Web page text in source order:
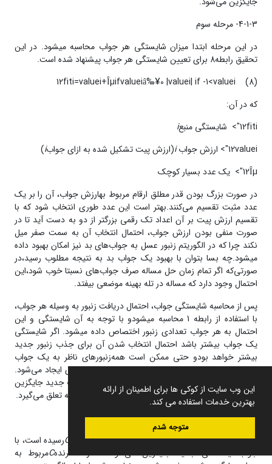
این وب سایت از کوکی ها برای اطمینان از ارائه
بهترین خدمات استفاده می کند.
متوجه شدم
4-1-3- مرحله‌ سوم
در این مرحله ابتدا میزان شایستگی هر جواب محاسبه می­شود. در این
تحقیق رابطه­8 برای تعیین شایستگی هر جواب پیشنهاد شده است.
(8)
12fiti=valuei+Îµifvalueiâ‰¥0 |valuei| if -1<valuei
که در آن:
12fiti"> شایستگی منبع
i
12valuei"> ارزش جواب
i(ارزش پیت تشکیل شده به ازای جوابi
)
12Îµ"> یک عدد بسیار کوچک
در صورت بزرگ بودن قدر مطلق ارقام مربوط بهارزش جواب، آن را بر یک
عدد مثبت تقسیم می‌کنند.بهتر است این عدد طوری انتخاب شود که با
تقسیم ارزش پیت بر آن اعداد تک رقمی بزرگتر از دو به دست آید تا در
صورت منفی بودن ارزش جواب، احتمال انتخاب آن به سمت صفر میل
نکند چرا که در الگوریتم زنبور عسل به جواب­‌های بد نیز امکان بهبود داده
می­شود.چه بسا بتوان با بهبود یک جواب بد به نتیجه‌ مطلوب رسید،در
صورتی‌که اگر تمام زمان حل مساله صرف جواب­‌های نسبتا خوب شود،این
احتمال وجود دارد که مساله در تله‌ بهینه موضعی بیفتد.
پس از محاسبه‌ شایستگی جواب، احتمال دریافت زنبور به وسیله هر جواب،
با استفاده از رابطه 1 محاسبه می­شودو با توجه به آن شایستگی و این
احتمال به هر جواب تعدادی زنبور اختصاص داده می­شود. اگر شایستگی
یک جواب بیشتر باشد احتمال انتخاب شدن آن برای جذب زنبور جدید
بیشتر خواهد بودو حتی ممکن است همه‌زنبور‌های ناظر به یک جواب
اختصاص یابد. سپس با استفاده از رابطه 2 جواب جدیدی ایجاد می‌شود.
اگر ارزش این جواب نسبت به جواب قبلیبالاتر باشد، جواب جدید جایگزین
جواب قبل می‌شود و درغیر این صورت به این جواب جریمه تعلق می‌گیرد.
4-1-4- مرحله‌ چهارم
در این مرحله جواب‌هایی که مقدار جریمه‌ آن‌ها به
Cرسیده است، با
جواب‌هایتصادفی جدید جایگزین می‌شوند،مقدار شمارنده‌Cمربوط به